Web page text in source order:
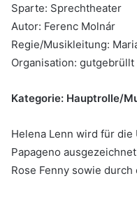
Sparte: Sprechtheater
Autor: Ferenc Molnár
Regie/Musikleitung:
Organisation:
Kategorie: Hauptrolle/
Helena Lenn wird für
Papageno
Rose Fenny sowie